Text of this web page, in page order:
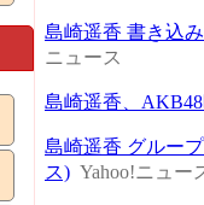
島崎遥香 書き込
ニュース
島崎遥香、
島崎遥香 グルー
ス) Yahoo!ニュー